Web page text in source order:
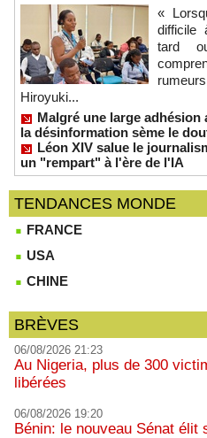
«
difficile
tard
Hiroyuki...
Malgré une large
la désinformation sème le
Léon XIV salue le
un "rempart" à l'ère de l'IA
TENDANCES MONDE
FRANCE
USA
CHINE
BRÈVES
06/08/2026 21:23
Au Nigeria, plus de 300
libérées
06/08/2026 19:20
Bénin: le nouveau Sénat élit